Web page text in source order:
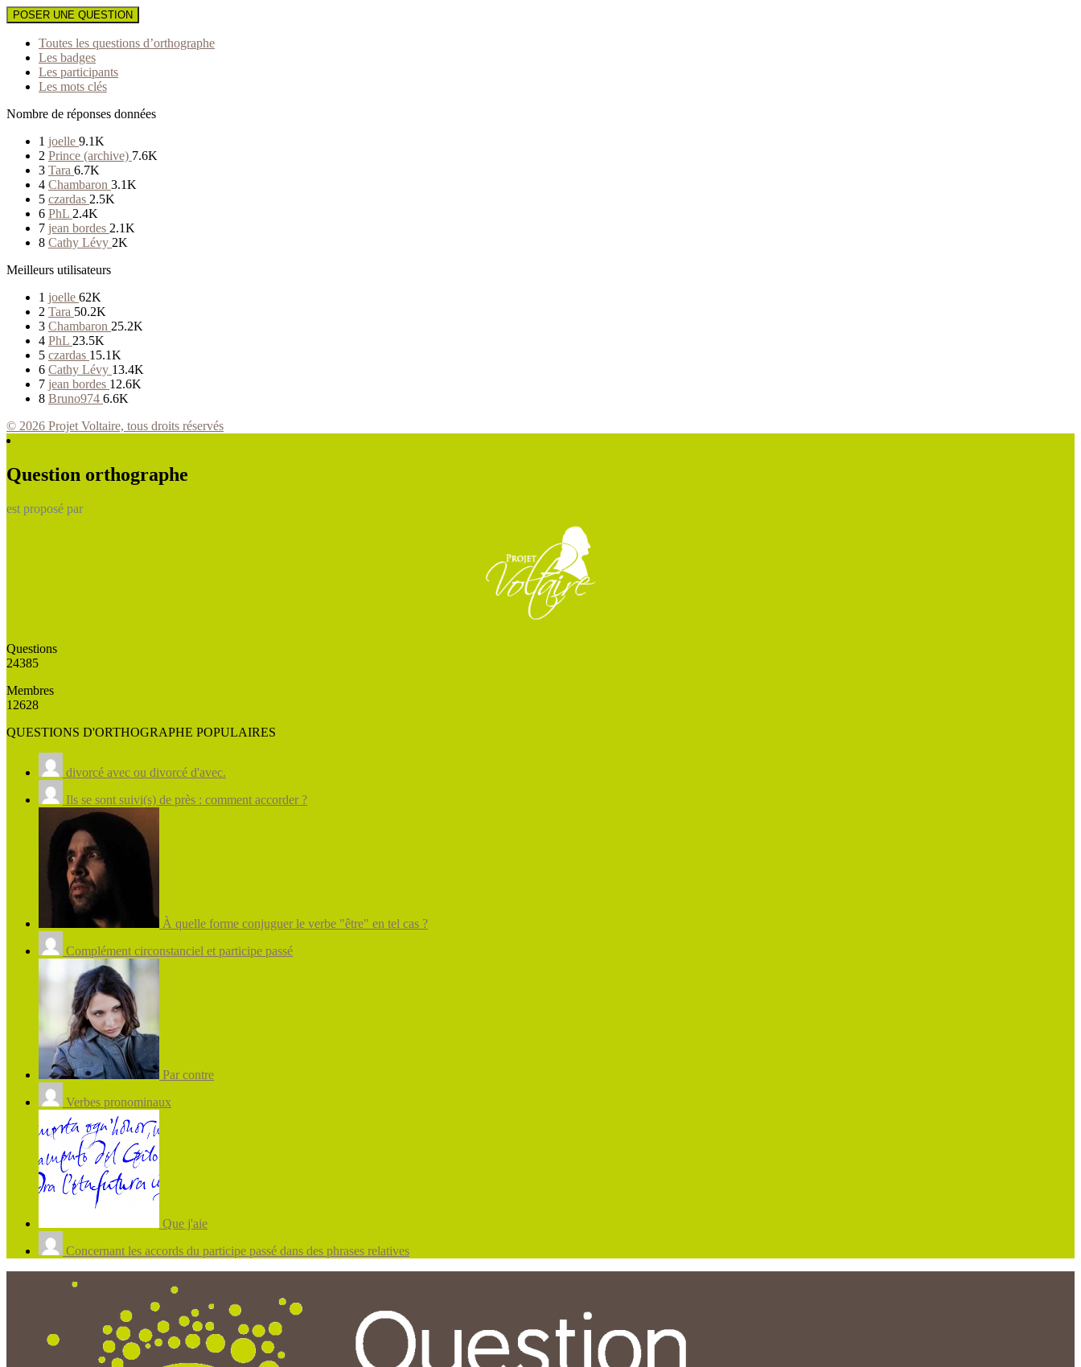
POSER UNE QUESTION
Toutes les questions d’orthographe
Les badges
Les participants
Les mots clés
Nombre de réponses données
1 joelle 9.1K
2 Prince (archive) 7.6K
3 Tara 6.7K
4 Chambaron 3.1K
5 czardas 2.5K
6 PhL 2.4K
7 jean bordes 2.1K
8 Cathy Lévy 2K
Meilleurs utilisateurs
1 joelle 62K
2 Tara 50.2K
3 Chambaron 25.2K
4 PhL 23.5K
5 czardas 15.1K
6 Cathy Lévy 13.4K
7 jean bordes 12.6K
8 Bruno974 6.6K
© 2026 Projet Voltaire, tous droits réservés
Question orthographe
est proposé par
Questions
24385
Membres
12628
QUESTIONS D'ORTHOGRAPHE POPULAIRES
divorcé avec ou divorcé d'avec.
Ils se sont suivi(s) de près : comment accorder ?
À quelle forme conjuguer le verbe "être" en tel cas ?
Complément circonstanciel et participe passé
Par contre
Verbes pronominaux
Que j'aie
Concernant les accords du participe passé dans des phrases relatives